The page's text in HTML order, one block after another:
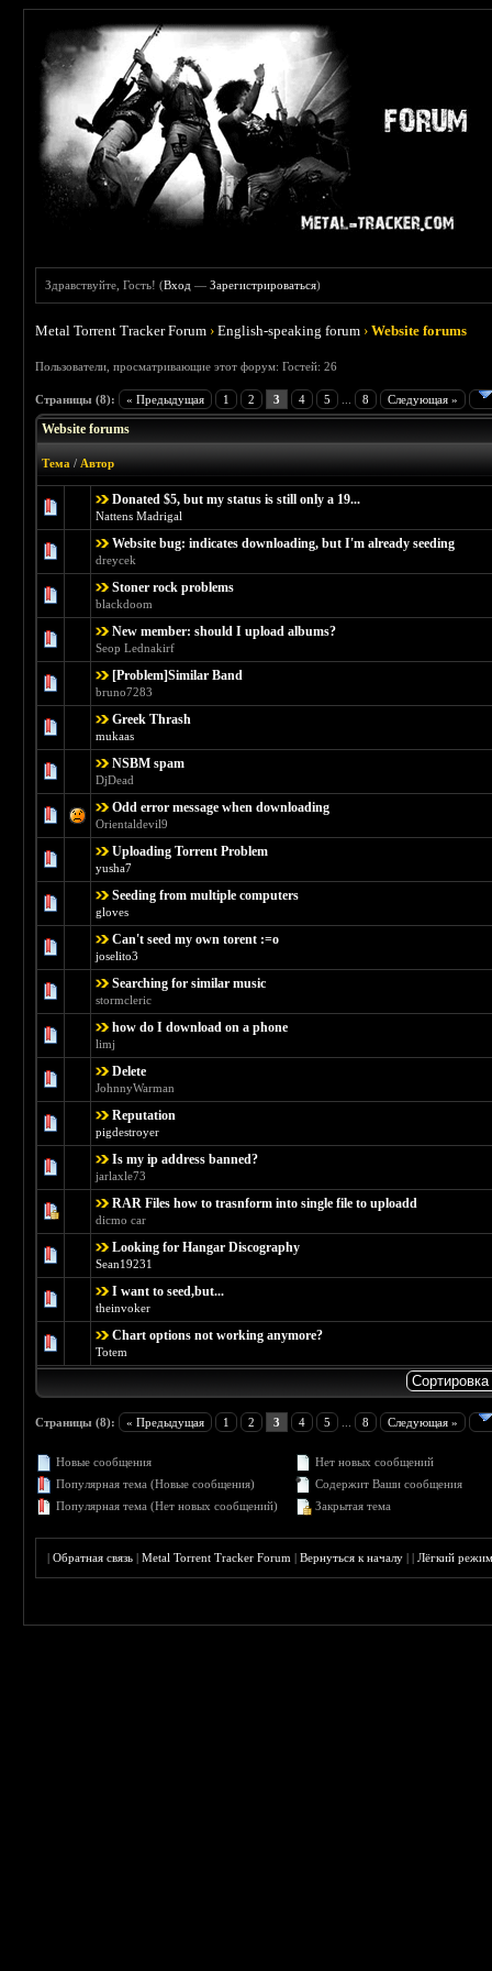
Здравствуйте, Гость! (Вход —Зарегистрироваться)
Metal Torrent Tracker Forum ›English-speaking forum ›Website forums
Пользователи, просматривающие этот форум: Гостей: 26
Страницы (8): « Предыдущая 1 2 3 4 5 8 Следующая »
Website forums
Тема / Автор
Donated $5, but my status is still only a 19...
Nattens Madrigal
Голосов: 1 - Средняя оценка: 1 из 5
123 45
Website bug: indicates downloading, but I'm already seeding
dreycek
Голосов: 0 - Средняя оценка: 0 из 5
1 2345
Stoner rock problems
blackdoom
Голосов: 0 - Средняя оценка: 0 из 5
12345
New member: should I upload albums?
Seop Lednakirf
Голосов: 0 - Средняя оценка: 0 из 5
1 2345
[Problem]Similar Band
bruno7283
Голосов: 0 - Средняя оценка: 0 из 5
12345
Greek Thrash
mukaas
Голосов: 0 - Средняя оценка: 0 из 5
12
NSBM spam
DjDead
Голосов: 0 - Средняя оценка: 0 из 5
1
Odd error message when downloading
Orientaldevil9
Голосов: 0 - Средняя оценка: 0 из 5
12345
Uploading Torrent Problem
yusha7
Голосов: 0 - Средняя оценка: 0 из 5
12345
Seeding from multiple computers
gloves
Голосов: 0 - Средняя оценка: 0 из 5
1 2345
Can't seed my own torent :=o
joselito3
Голосов: 0 - Средняя оценка: 0 из 5
12345
Searching for similar music
stormcleric
Голосов: 0 - Средняя оценка: 0 из 5
1 2345
how do I download on a phone
limj
Голосов: 0 - Средняя оценка: 0 из 5
12345
Delete
JohnnyWarman
Голосов: 0 - Средняя оценка: 0 из 5
Reputation
pigdestroyer
Голосов: 0 - Средняя оценка: 0 из 5
Is my ip address banned?
jarlaxle73
Голосов: 0 - Средняя оценка: 0 из 5
123 45
RAR Files how to trasnform into single file to uploadd
dicmo car
Голосов: 0 - Средняя оценка: 0 из 5
12 34 5
Looking for Hangar Discography
Sean19231
Голосов: 0 - Средняя оценка: 0 из 5
12345
I want to seed,but...
theinvoker
Голосов: 0 - Средняя оценка: 0 из 5
12345
Chart options not working anymore?
Totem
Голосов: 0 - Средняя оценка: 0 из 5
1234 5
Страницы (8): « Предыдущая 1 2 3 4 5 8 Следующая »
Новые сообщения
Популярная тема (Новые сообщения)
Популярная тема (Нет новых сообщений)
Нет новых сообщений
Содержит Ваши сообщения
Закрытая тема
|Обратная связь |Metal Torrent Tracker Forum |Вернуться к началу ||Лёгкий